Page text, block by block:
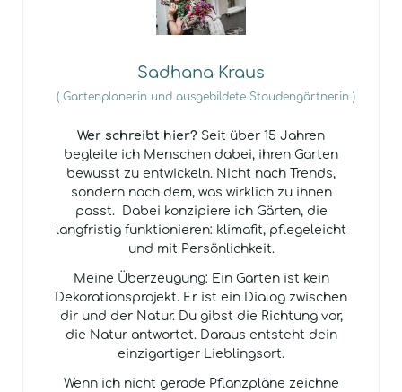
Sadhana Kraus
(Gartenplanerin und ausgebildete Staudengärtnerin )
Wer schreibt hier? Seit über 15 Jahren
begleite ich Menschen dabei, ihren Garten
bewusst zu entwickeln. Nicht nach Trends,
sondern nach dem, was wirklich zu ihnen
passt. Dabei konzipiere ich Gärten, die
langfristig funktionieren: klimafit, pflegeleicht
und mit Persönlichkeit.
Meine Überzeugung: Ein Garten ist kein
Dekorationsprojekt. Er ist ein Dialog zwischen
dir und der Natur. Du gibst die Richtung vor,
die Natur antwortet. Daraus entsteht dein
einzigartiger Lieblingsort.
Wenn ich nicht gerade Pflanzpläne zeichne